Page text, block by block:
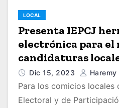
LOCAL
Presenta IEPCJ
electrónica para el
candidaturas
Dic 15, 2023 Haremy
Para los comicios locales
Electoral y de